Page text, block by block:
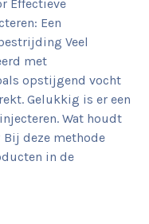
Effectieve
Een
Veel
met
opstijgend vocht
Gelukkig is er een
Wat houdt
deze methode
in de